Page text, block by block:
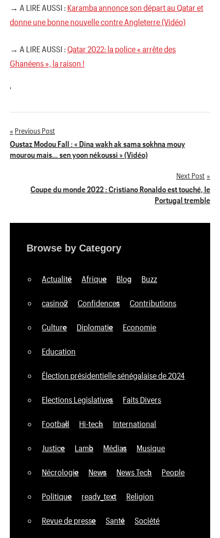
→ A LIRE AUSSI : Karamba annonce son départ au Qatar et
donne une bonne nouvelle contre Angleterre (Vidéo)
→ A LIRE AUSSI : Qatar 2022: la police « arrête des
Ghanéens », la raison !
'
Navigation
de
Previous Post
Oustaz Modou Fall : « Dina wakh ak sama sokhna mouy
mourou mais… sen yoon nékoussi » (Vidéo)
Next Post
Coupe du monde 2022 : Cristiano Ronaldo est touché, le
Portugal tremble
Browse by Category
Actualité Afrique Blog Buzz
casino2 Confidences Contributions
Culture Diplomatie Economie
Education
Élection présidentielle sénégalaise de 2024
Elections Legislatives Faits Divers
Football Hi-tech International
Justice Lamb Médias Musique
Nécrologie News News Tech People
Politique ready_text Religion
Revue de presse Santé Société